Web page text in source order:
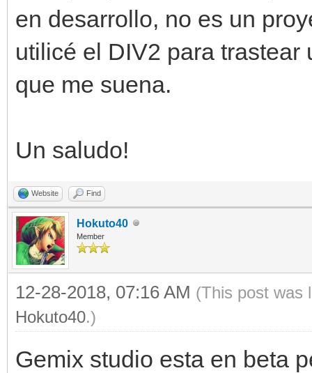
en desarrollo, no es un
utilicé el DIV2 para
que me suena.
Un saludo!
Website Find
Hokuto40
Member
12-28-2018, 07:16 AM (This post was
Hokuto40.)
Gemix studio esta en beta